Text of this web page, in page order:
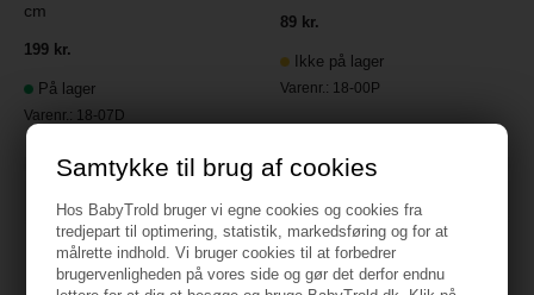
Samtykke til brug af cookies
Hos BabyTrold bruger vi egne cookies og cookies fra
tredjepart til optimering, statistik, markedsføring og for at
målrette indhold. Vi bruger cookies til at forbedrer
brugervenligheden på vores side og gør det derfor endnu
cm
199 kr.
På lager
Varenr.: 18-07D
89 kr.
Ikke på lager
Varenr.: 18-00P